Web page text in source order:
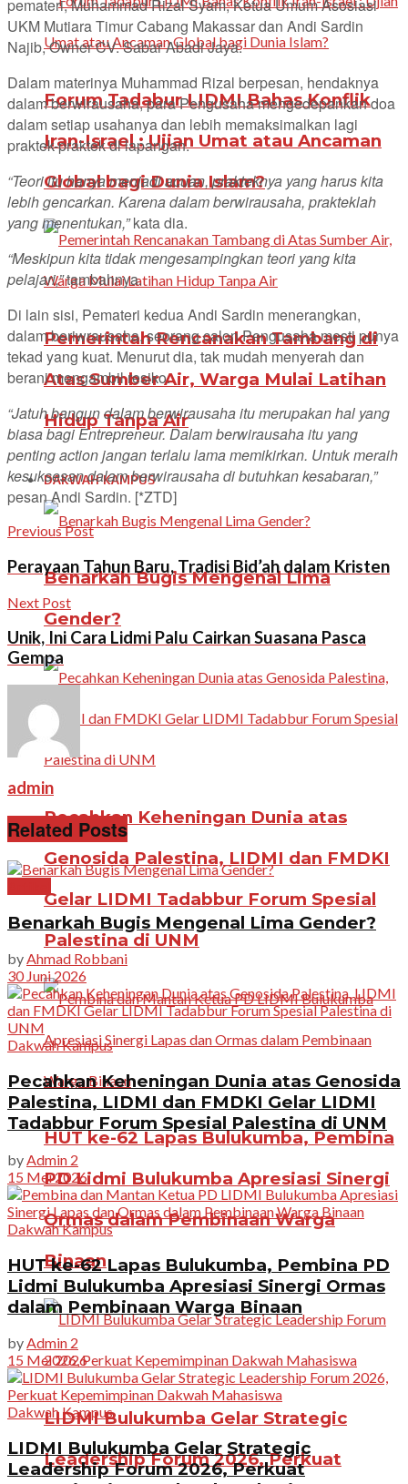
Forum Tadabur LIDMI Bahas Konflik
Iran-Israel : Ujian Umat atau Ancaman
Global bagi Dunia Islam?
Pemerintah Rencanakan Tambang di
Atas Sumber Air, Warga Mulai Latihan
Hidup Tanpa Air
DAKWAH KAMPUS
Benarkah Bugis Mengenal Lima
Gender?
Pecahkan Keheningan Dunia atas
Genosida Palestina, LIDMI dan FMDKI
Gelar LIDMI Tadabbur Forum Spesial
Palestina di UNM
HUT ke-62 Lapas Bulukumba, Pembina
PD Lidmi Bulukumba Apresiasi Sinergi
Ormas dalam Pembinaan Warga
Binaan
LIDMI Bulukumba Gelar Strategic
Leadership Forum 2026, Perkuat
pemateri, Muhammad Rizal Syam, Ketua Umum Asosiasi
UKM Mutiara Timur Cabang Makassar dan Andi Sardin
Najib, Owner CV. Sabar Abadi Jaya.
Dalam materinya Muhammad Rizal berpesan, hendaknya
dalam berwirausaha, para Pengusaha mengedepankan doa
dalam setiap usahanya dan lebih memaksimalkan lagi
praktek-praktek di lapangan.
“Teori itu hanya menjadi acuan, prakteknya yang harus kita
lebih gencarkan. Karena dalam berwirausaha, prakteklah
yang menentukan,”kata dia.
“Meskipun kita tidak mengesampingkan teori yang kita
pelajari,”tambahnya.
Di lain sisi, Pemateri kedua Andi Sardin menerangkan,
dalam beriwrausaha, seorang calon Pengusaha mesti punya
tekad yang kuat. Menurut dia, tak mudah menyerah dan
berani mengambil resiko.
“Jatuh bangun dalam berwirausaha itu merupakan hal yang
biasa bagi Entrepreneur. Dalam berwirausaha itu yang
penting action jangan terlalu lama memikirkan. Untuk meraih
kesuksesan dalam berwirausaha di butuhkan kesabaran,”
pesan Andi Sardin. [*ZTD]
Previous Post
Perayaan Tahun Baru, Tradisi Bid’ah dalam Kristen
Next Post
Unik, Ini Cara Lidmi Palu Cairkan Suasana Pasca
Gempa
admin
Related Posts
Benarkah Bugis Mengenal Lima Gender?
byAhmad Robbani
30 Juni 2026
Dakwah Kampus
Pecahkan Keheningan Dunia atas Genosida
Palestina, LIDMI dan FMDKI Gelar LIDMI
Tadabbur Forum Spesial Palestina di UNM
by Admin 2
15 Mei 2026
Dakwah Kampus
HUT ke-62 Lapas Bulukumba, Pembina PD
Lidmi Bulukumba Apresiasi Sinergi Ormas
dalam Pembinaan Warga Binaan
byAdmin 2
15 Mei 2026
Dakwah Kampus
LIDMI Bulukumba Gelar Strategic
Leadership Forum 2026, Perkuat